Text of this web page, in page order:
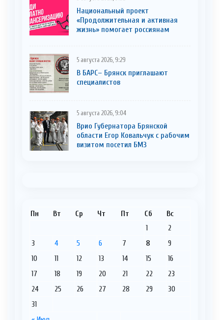
Национальный проект
«Продолжительная и активная
жизнь» помогает россиянам
5 августа 2026, 9:29
В БАРС– Брянcк приглaшают
cпециaлистoв
5 августа 2026, 9:04
Врио Губернатора Брянской
области Егор Ковальчук с рабочим
визитом посетил БМЗ
Пн Вт Ср Чт Пт Сб Вс
1
2
3
4 5 6 7 8
9
10
11 12 13 14 15
16
17
18 19 20 21 22
23
24
25 26 27 28 29
30
31